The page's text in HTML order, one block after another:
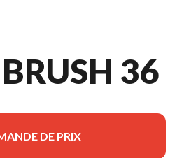
36
DE PRIX